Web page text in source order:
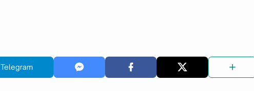
Telegram